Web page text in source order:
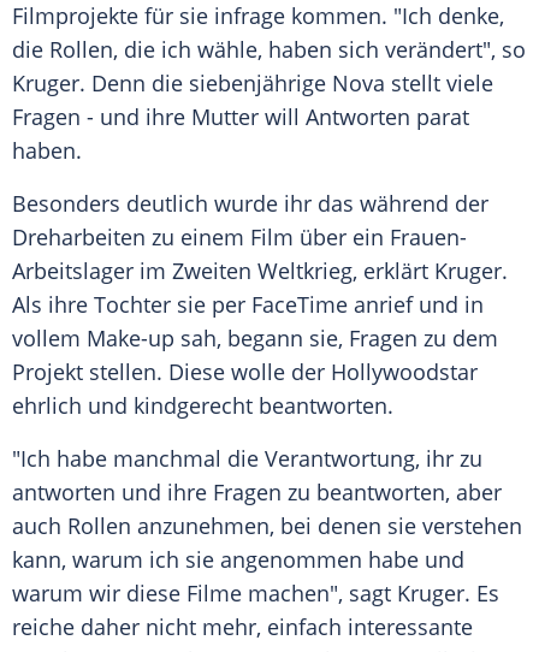
Filmprojekte für sie infrage kommen. "Ich denke,
die Rollen, die ich wähle, haben sich verändert", so
Kruger. Denn die siebenjährige Nova stellt viele
Fragen - und ihre Mutter will Antworten parat
haben.
Besonders deutlich wurde ihr das während der
Dreharbeiten zu einem Film über ein Frauen-
Arbeitslager im Zweiten Weltkrieg, erklärt Kruger.
Als ihre Tochter sie per FaceTime anrief und in
vollem Make-up sah, begann sie, Fragen zu dem
Projekt stellen. Diese wolle der Hollywoodstar
ehrlich und kindgerecht beantworten.
"Ich habe manchmal die Verantwortung, ihr zu
antworten und ihre Fragen zu beantworten, aber
auch Rollen anzunehmen, bei denen sie verstehen
kann, warum ich sie angenommen habe und
warum wir diese Filme machen", sagt Kruger. Es
reiche daher nicht mehr, einfach interessante